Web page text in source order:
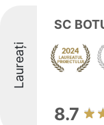
Laureați
SC
8.7